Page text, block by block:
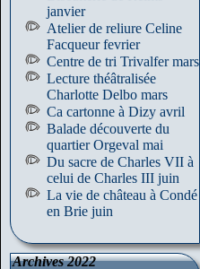
janvier
Atelier de reliure Celine
Facqueur fevrier
Centre de tri Trivalfer mars
Lecture théâtralisée
Charlotte Delbo mars
Ca cartonne à Dizy avril
Balade découverte du
quartier Orgeval mai
Du sacre de Charles VII à
celui de Charles III juin
La vie de château à Condé
en Brie juin
Archives 2022